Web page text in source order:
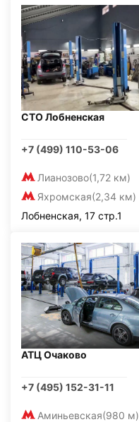
СТО Лобненская
+7 (499) 110-53-06
Лианозово(1,72 км)
Яхромская(2,34 км)
Лобненская, 17 стр.1
АТЦ Очаково
+7 (495) 152-31-11
Аминьевская(980 м)